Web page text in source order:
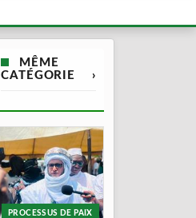
MÊME
CATÉGORIE
›
PROCESSUS DE PAIX